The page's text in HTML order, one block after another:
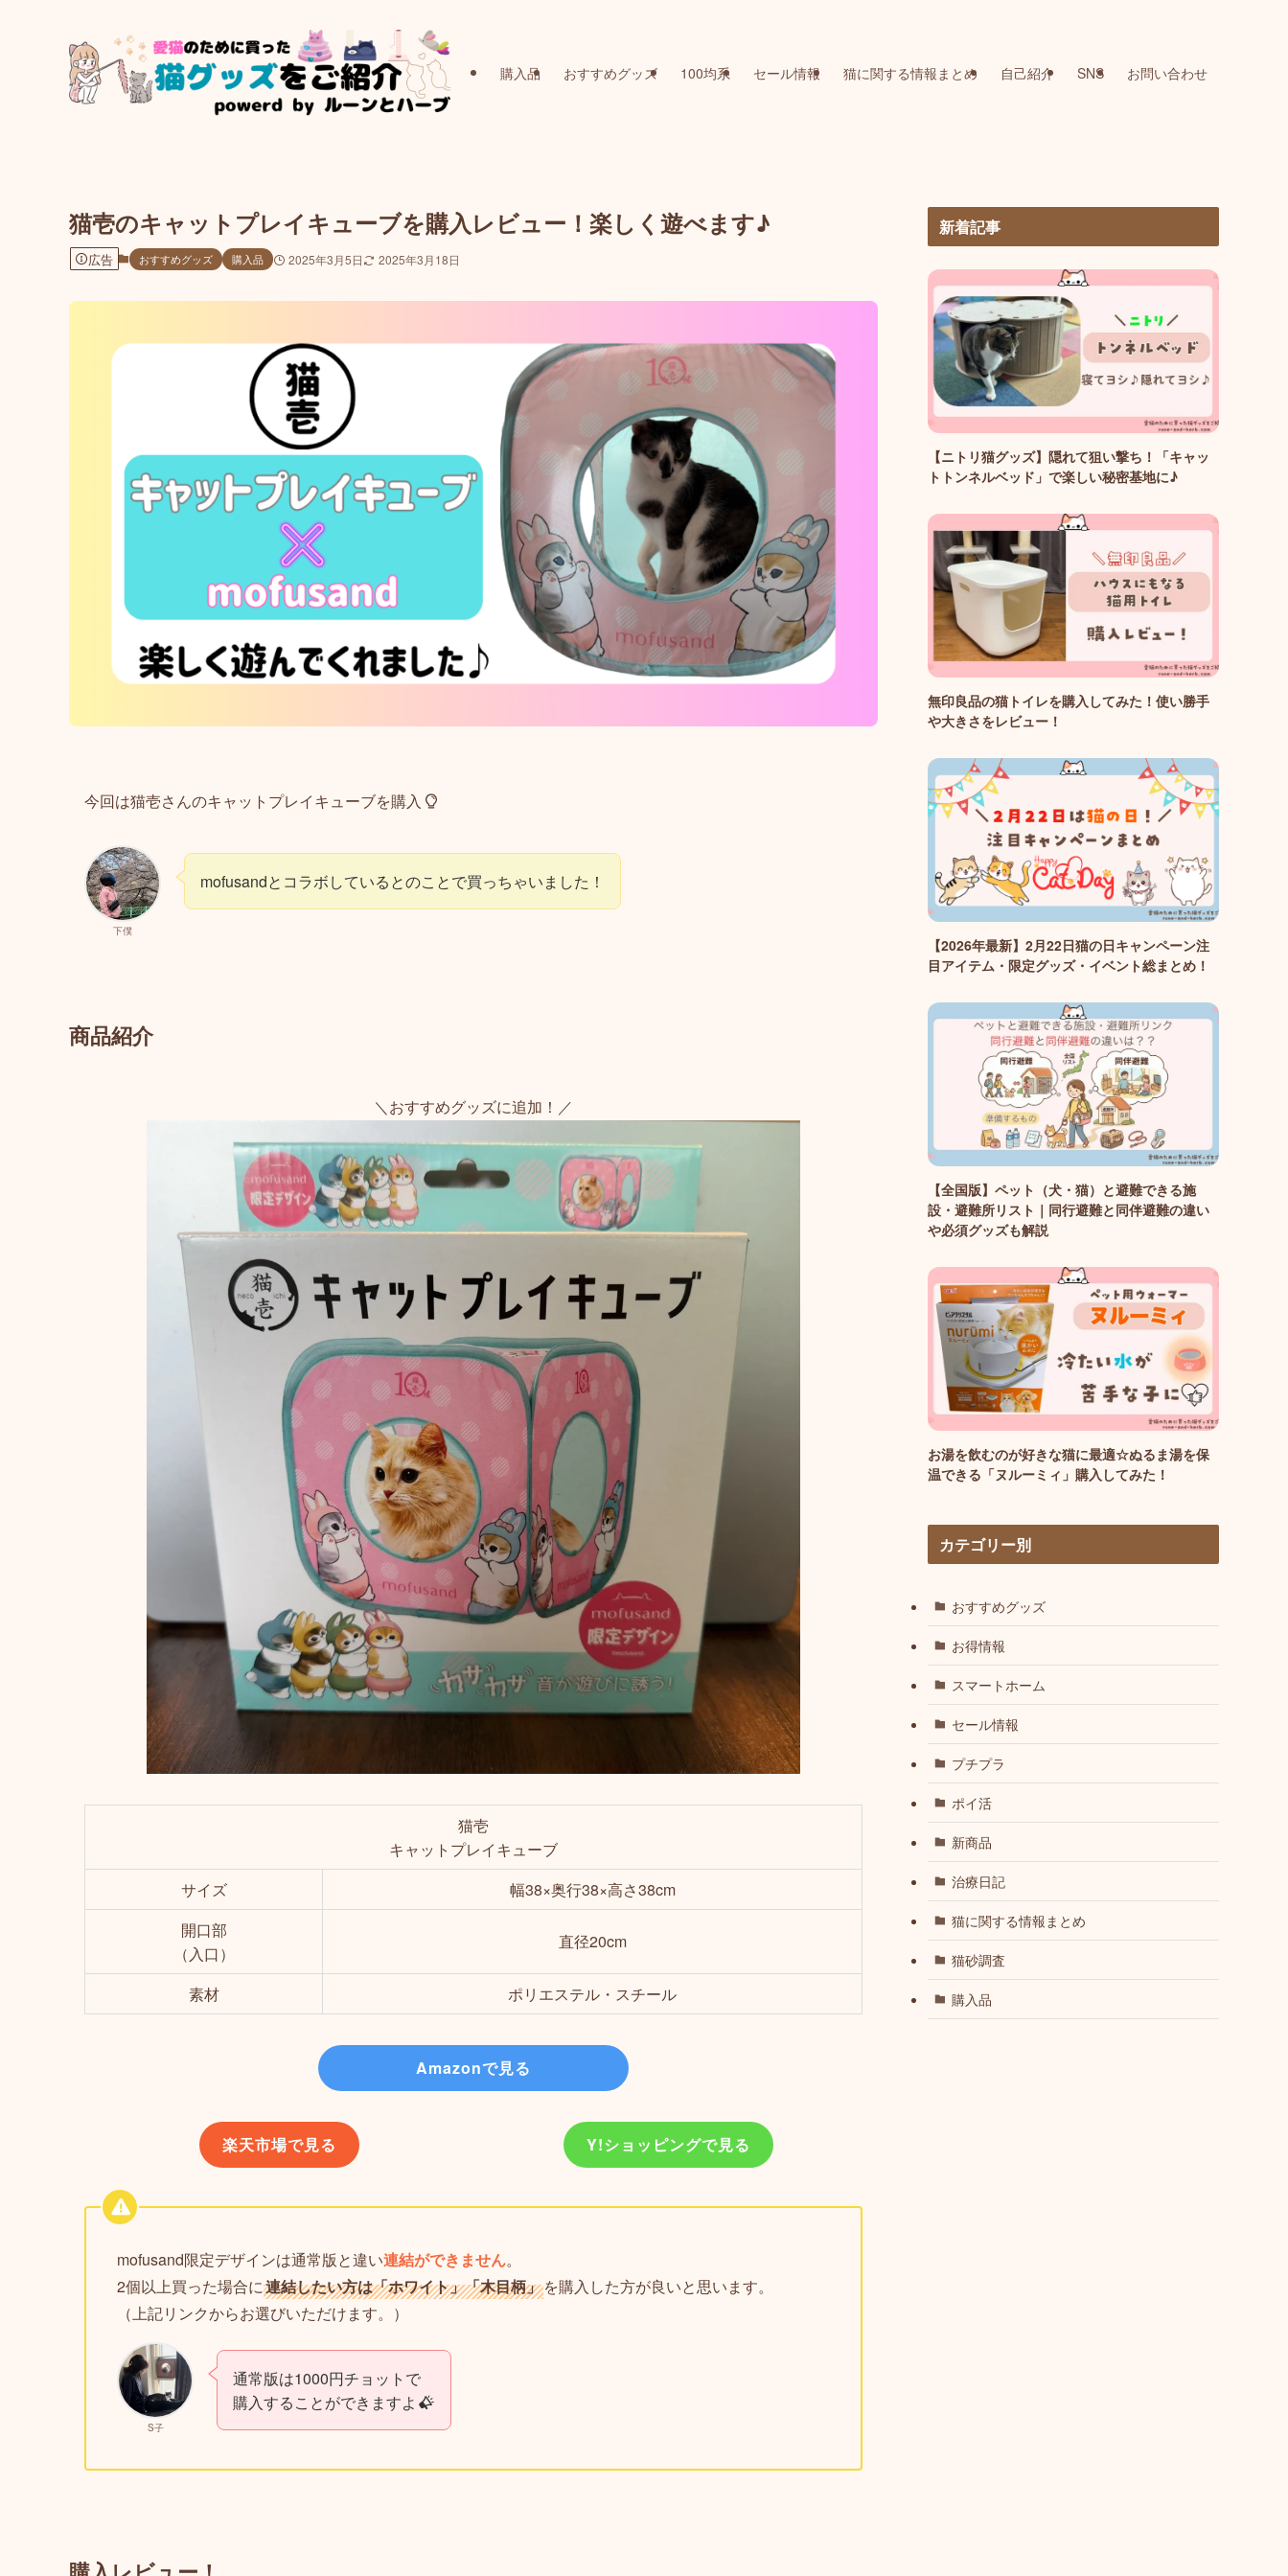
購入品 おすすめグッズ 100均系 セール情報 猫に関する情報まとめ 自己紹介 SNS お問い合わせ
猫壱のキャットプレイキューブを購入レビュー！楽しく遊べます♪
広告 おすすめグッズ 購入品 2025年3月5日 2025年3月18日
今回は猫壱さんのキャットプレイキューブを購入
下僕
mofusandとコラボしているとのことで買っちゃいました！
商品紹介
＼おすすめグッズに追加！／
猫壱
キャットプレイキューブ
サイズ
幅38×奥行38×高さ38cm
開口部
（入口）
直径20cm
素材 ポリエステル・スチール
Amazonで見る
楽天市場で見る Y!ショッピングで見る
mofusand限定デザインは通常版と違い連結ができません。
2個以上買った場合に連結したい方は「ホワイト」「木目柄」を購入した方が良いと思います。
（上記リンクからお選びいただけます。）
S子
通常版は1000円チョットで
購入することができますよ
新着記事
【ニトリ猫グッズ】隠れて狙い撃ち！「キャッ
トトンネルベッド」で楽しい秘密基地に♪
無印良品の猫トイレを購入してみた！使い勝手
や大きさをレビュー！
【2026年最新】2月22日猫の日キャンペーン注
目アイテム・限定グッズ・イベント総まとめ！
【全国版】ペット（犬・猫）と避難できる施
設・避難所リスト｜同行避難と同伴避難の違い
や必須グッズも解説
お湯を飲むのが好きな猫に最適☆ぬるま湯を保
温できる「ヌルーミィ」購入してみた！
カテゴリー別
おすすめグッズ
お得情報
スマートホーム
セール情報
プチプラ
ポイ活
新商品
治療日記
猫に関する情報まとめ
猫砂調査
購入品